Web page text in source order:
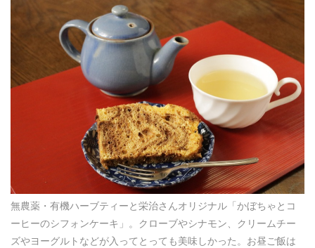
無農薬・有機ハーブティーと栄治さんオリジナル「かぼちゃとコ
ーヒーのシフォンケーキ」。クローブやシナモン、クリームチー
ズやヨーグルトなどが入ってとっても美味しかった。お昼ご飯は